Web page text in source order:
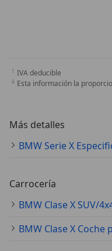
IVA deducible
Esta información la
Más detalles
Carrocería